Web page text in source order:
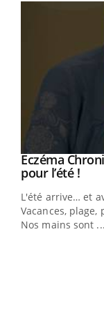
Youtube
Eczéma
pour l’été !
L'été arrive… et
Vacances,
Nos mains sont ...